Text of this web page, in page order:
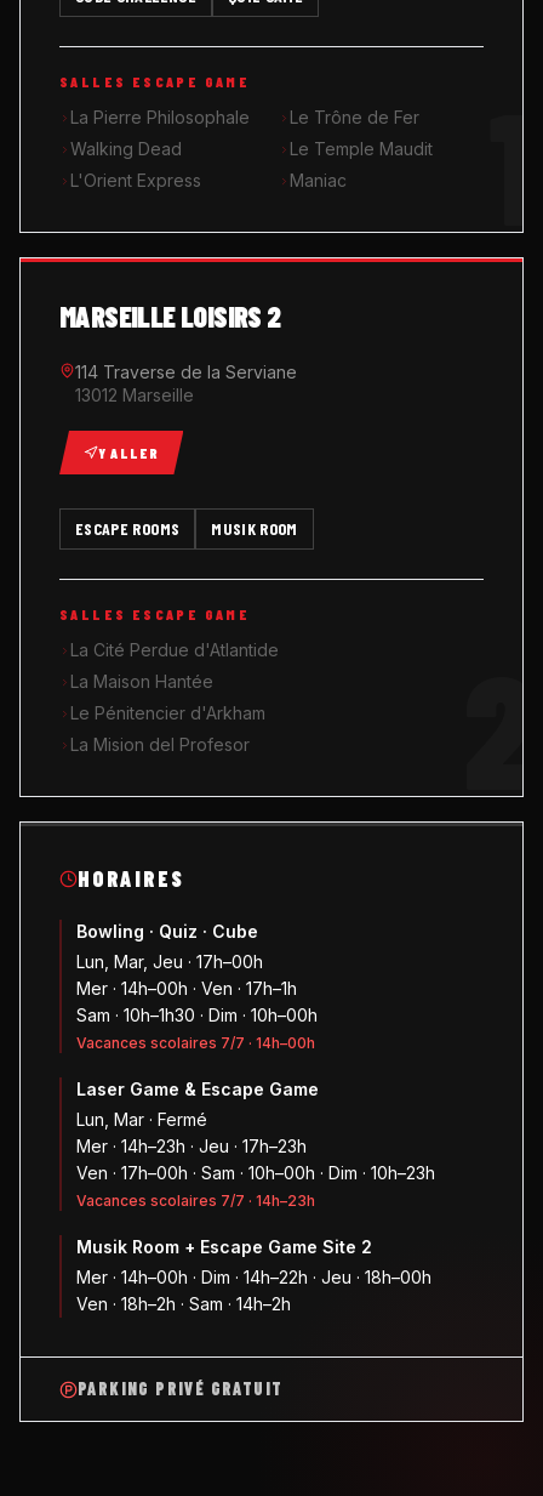
MUSIK ROOM KARAOKÉ
QUIZ GAME
SALLES ESCAPE GAME
La Pierre Philosophale
Le Trône de Fer
Walking Dead
Le Temple Maudit
L'Orient Express
Maniac
HORAIRES
Bowling · Quiz · Cube
Lun, Mar, Jeu · 17h–00h
Mer · 14h–00h · Ven · 17h–1h
Sam · 10h–1h30 · Dim · 10h–00h
Vacances scolaires 7/7 · 14h–00h
Laser Game & Escape Game
Lun, Mar · Fermé
Mer · 14h–23h · Jeu · 17h–23h
Ven · 17h–00h · Sam · 10h–00h · Dim · 10h–23h
Vacances scolaires 7/7 · 14h–23h
Musik Room + Escape Game Site 2
Mer · 14h–00h · Dim · 14h–22h · Jeu · 18h–00h
Ven · 18h–2h · Sam · 14h–2h
PARKING PRIVÉ GRATUIT
MARSEILLE LOISIRS 2
114 Traverse de la Serviane
13012 Marseille
Y ALLER
ESCAPE ROOMS MUSIK ROOM
SALLES ESCAPE GAME
La Cité Perdue d'Atlantide
La Maison Hantée
Le Pénitencier d'Arkham
La Mision del Profesor